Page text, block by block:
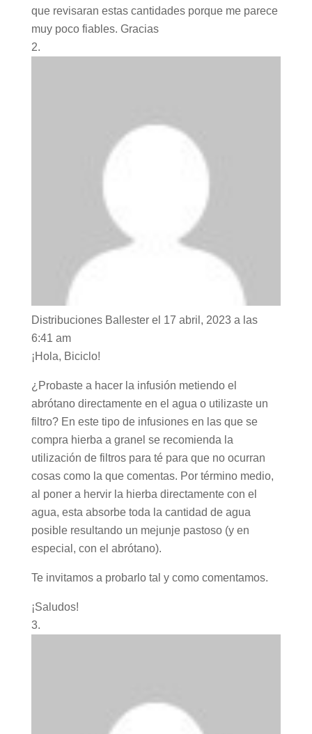
que revisaran estas cantidades porque me parece
muy poco fiables. Gracias
Distribuciones Ballester el 17 abril, 2023 a las
6:41 am
¡Hola, Biciclo!
¿Probaste a hacer la infusión metiendo el
abrótano directamente en el agua o utilizaste un
filtro? En este tipo de infusiones en las que se
compra hierba a granel se recomienda la
utilización de filtros para té para que no ocurran
cosas como la que comentas. Por término medio,
al poner a hervir la hierba directamente con el
agua, esta absorbe toda la cantidad de agua
posible resultando un mejunje pastoso (y en
especial, con el abrótano).
Te invitamos a probarlo tal y como comentamos.
¡Saludos!